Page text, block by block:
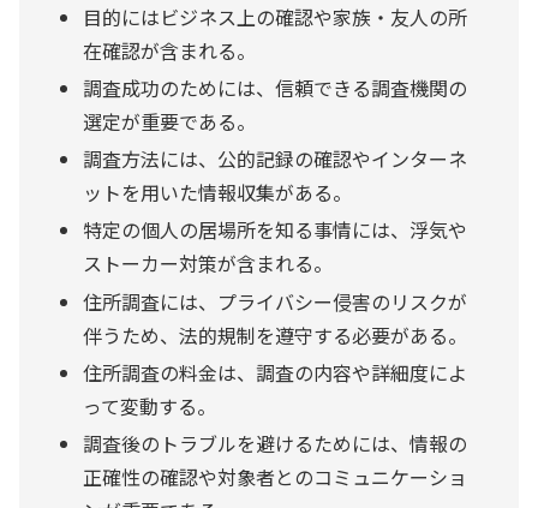
目的にはビジネス上の確認や家族・友人の所
在確認が含まれる。
調査成功のためには、信頼できる調査機関の
選定が重要である。
調査方法には、公的記録の確認やインターネ
ットを用いた情報収集がある。
特定の個人の居場所を知る事情には、浮気や
ストーカー対策が含まれる。
住所調査には、プライバシー侵害のリスクが
伴うため、法的規制を遵守する必要がある。
住所調査の料金は、調査の内容や詳細度によ
って変動する。
調査後のトラブルを避けるためには、情報の
正確性の確認や対象者とのコミュニケーショ